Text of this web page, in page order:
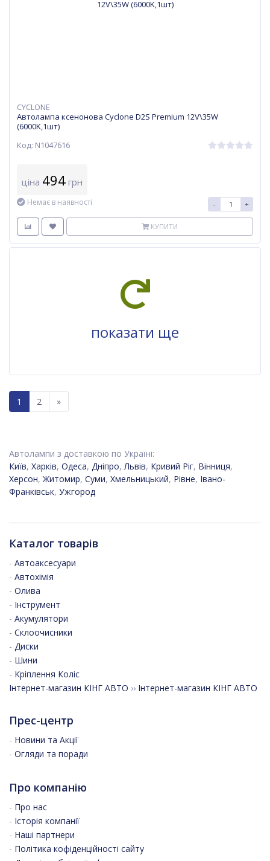
CYCLONE
Автолампа ксенонова Cyclone D2S Premium 12V\35W
(6000K,1шт)
Код: N1047616
ціна 494 грн
Немає в наявності - +
КУПИТИ
показати ще
1 2 »
Автолампи з доставкою по Україні:
Київ, Харків, Одеса, Дніпро,Львів, Кривий Ріг, Вінниця,
Херсон,Житомир, Суми, Хмельницький, Рівне, Івано-
Франківськ, Ужгород
Каталог товарів
- Автоаксесуари
- Автохімія
- Олива
- Інструмент
- Акумулятори
- Склоочисники
- Диски
- Шини
- Кріплення Коліс
Інтернет-магазин КІНГ АВТО ›› Інтернет-магазин КІНГ АВТО
Прес-центр
- Новини та Акції
- Огляди та поради
Про компанію
- Про нас
- Історія компанії
- Наші партнери
- Політика кофіденційності сайту